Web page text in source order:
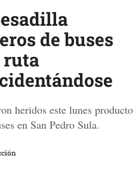
de buses
ruta
heridos este lunes producto
en San Pedro Sula.